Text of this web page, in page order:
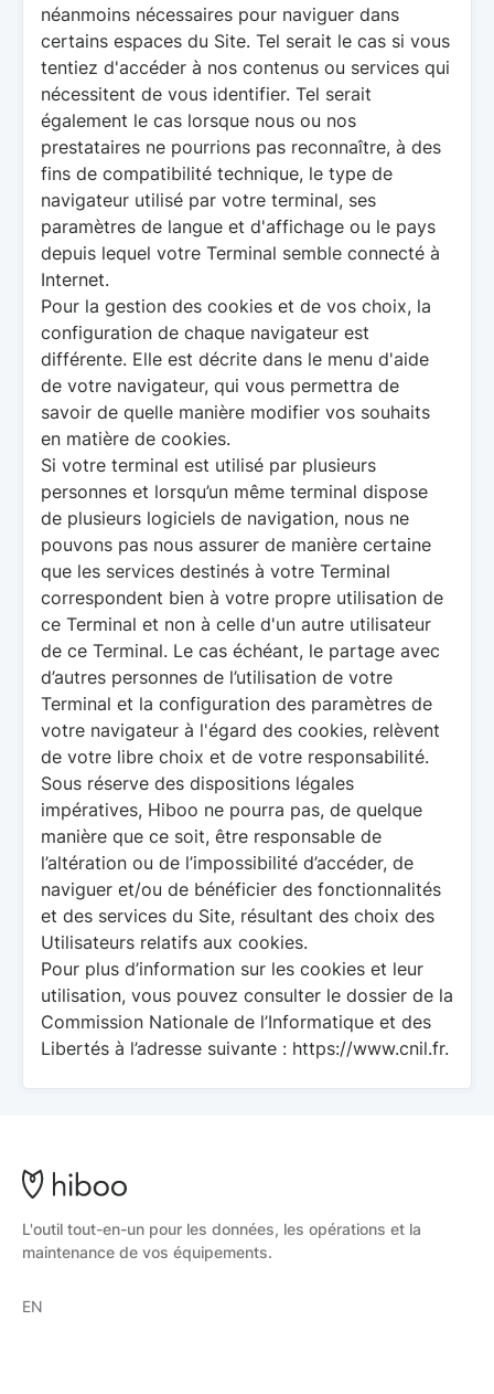
néanmoins nécessaires pour naviguer dans
certains espaces du Site. Tel serait le cas si vous
tentiez d'accéder à nos contenus ou services qui
nécessitent de vous identifier. Tel serait
également le cas lorsque nous ou nos
prestataires ne pourrions pas reconnaître, à des
fins de compatibilité technique, le type de
navigateur utilisé par votre terminal, ses
paramètres de langue et d'affichage ou le pays
depuis lequel votre Terminal semble connecté à
Internet.
Pour la gestion des cookies et de vos choix, la
configuration de chaque navigateur est
différente. Elle est décrite dans le menu d'aide
de votre navigateur, qui vous permettra de
savoir de quelle manière modifier vos souhaits
en matière de cookies.
Si votre terminal est utilisé par plusieurs
personnes et lorsqu’un même terminal dispose
de plusieurs logiciels de navigation, nous ne
pouvons pas nous assurer de manière certaine
que les services destinés à votre Terminal
correspondent bien à votre propre utilisation de
ce Terminal et non à celle d'un autre utilisateur
de ce Terminal. Le cas échéant, le partage avec
d’autres personnes de l’utilisation de votre
Terminal et la configuration des paramètres de
votre navigateur à l'égard des cookies, relèvent
de votre libre choix et de votre responsabilité.
Sous réserve des dispositions légales
impératives, Hiboo ne pourra pas, de quelque
manière que ce soit, être responsable de
l’altération ou de l’impossibilité d’accéder, de
naviguer et/ou de bénéficier des fonctionnalités
et des services du Site, résultant des choix des
Utilisateurs relatifs aux cookies.
Pour plus d’information sur les cookies et leur
utilisation, vous pouvez consulter le dossier de la
Commission Nationale de l’Informatique et des
Libertés à l’adresse suivante : https://www.cnil.fr.
L'outil tout-en-un pour les données, les opérations et la
maintenance de vos équipements.
EN